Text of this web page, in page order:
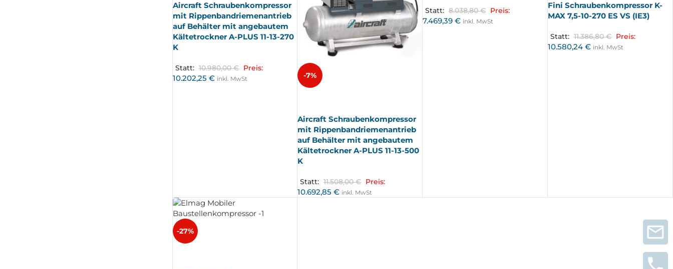
Aircraft Schraubenkompressor
mit Rippenbandriemenantrieb
auf Behälter mit angebautem
Kältetrockner A-PLUS 11-13-270
K
Statt: 10.980,00€ Preis:
10.202,25 € inkl. MwSt -7%
Aircraft Schraubenkompressor
mit Rippenbandriemenantrieb
auf Behälter mit angebautem
Kältetrockner A-PLUS 11-13-500
K
Statt: 11.508,00€ Preis:
10.692,85€ inkl. MwSt
Statt: 8.038,80€ Preis:
7.469,39€ inkl. MwSt
Fini Schraubenkompressor K-
MAX 7,5-10-270 ES VS (IE3)
Statt: 11.386,80€ Preis:
10.580,24€ inkl. MwSt
-27%